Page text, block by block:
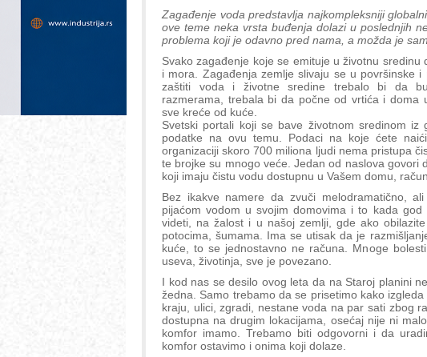
Zagađenje voda predstavlja najkompleksniji
ove teme neka vrsta buđenja dolazi u poslednjih
problema koji je odavno pred nama, a možda je
Svako zagađenje koje se emituje u životnu
i mora. Zagađenja zemlje slivaju se u površinske
zaštiti voda i životne sredine trebalo bi da
razmerama, trebala bi da počne od vrtića i doma
sve kreće od kuće.
Svetski portali koji se bave životnom sredinom iz
podatke na ovu temu. Podaci na koje ćete
organizaciji skoro 700 miliona ljudi nema pristupa
te brojke su mnogo veće. Jedan od naslova govori
koji imaju čistu vodu dostupnu u Vašem domu,
Bez ikakve namere da zvuči melodramatično,
pijaćom vodom u svojim domovima i to kada
videti, na žalost i u našoj zemlji, gde ako
potocima, šumama. Ima se utisak da je
kuće, to se jednostavno ne računa. Mnoge
useva, životinja, sve je povezano.
I kod nas se desilo ovog leta da na Staroj planini
žedna. Samo trebamo da se prisetimo kako
kraju, ulici, zgradi, nestane voda na par sati zbog
dostupna na drugim lokacijama, osećaj nije ni
komfor imamo. Trebamo biti odgovorni i da
komfor ostavimo i onima koji dolaze.